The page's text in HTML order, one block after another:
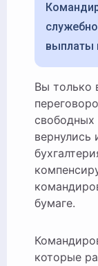
Командировочные — компенсация расходов работника в
выплаты
Вы только вышли из самолёта в Москве, впереди — два дня
вернулись
бумаге.
которые